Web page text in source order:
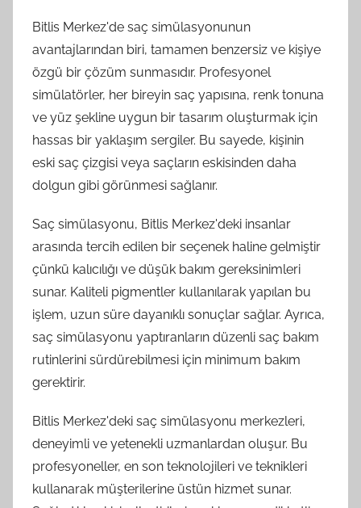
Bitlis Merkez'de saç simülasyonunun
avantajlarından biri, tamamen benzersiz ve kişiye
özgü bir çözüm sunmasıdır. Profesyonel
simülatörler, her bireyin saç yapısına, renk tonuna
ve yüz şekline uygun bir tasarım oluşturmak için
hassas bir yaklaşım sergiler. Bu sayede, kişinin
eski saç çizgisi veya saçların eskisinden daha
dolgun gibi görünmesi sağlanır.
Saç simülasyonu, Bitlis Merkez'deki insanlar
arasında tercih edilen bir seçenek haline gelmiştir
çünkü kalıcılığı ve düşük bakım gereksinimleri
sunar. Kaliteli pigmentler kullanılarak yapılan bu
işlem, uzun süre dayanıklı sonuçlar sağlar. Ayrıca,
saç simülasyonu yaptıranların düzenli saç bakım
rutinlerini sürdürebilmesi için minimum bakım
gerektirir.
Bitlis Merkez'deki saç simülasyonu merkezleri,
deneyimli ve yetenekli uzmanlardan oluşur. Bu
profesyoneller, en son teknolojileri ve teknikleri
kullanarak müşterilerine üstün hizmet sunar.